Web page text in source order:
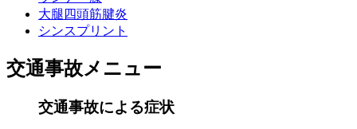
大腿四頭筋腱炎
シンスプリント
交通事故メニュー
交通事故による症状